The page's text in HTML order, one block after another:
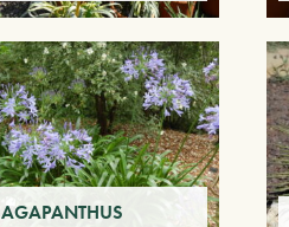
AGAPANTHUS